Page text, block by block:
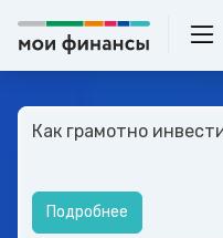
Как грамотно
Подробнее